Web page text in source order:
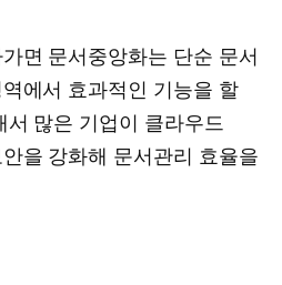
면 문서중앙화는 단순 문서
에서 효과적인 기능을 할
서 많은 기업이 클라우드
을 강화해 문서관리 효율을